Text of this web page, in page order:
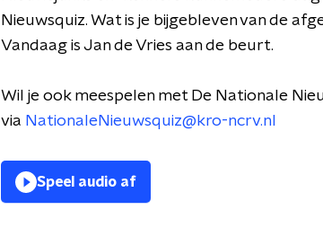
Nieuwsquiz. Wat is je bijgebleven van de
Vandaag is Jan de Vries aan de beurt.
Wil je ook meespelen met De Nationale
via NationaleNieuwsquiz@kro-ncrv.nl
Speel audio af